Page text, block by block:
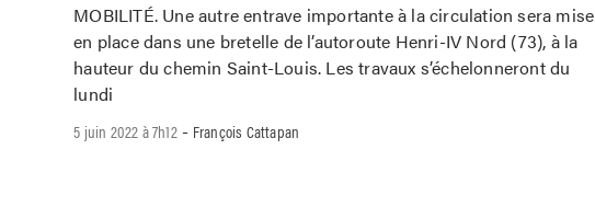
MOBILITÉ. Une autre entrave importante à la circulation sera mise
en place dans une bretelle de l’autoroute Henri-IV Nord (73), à la
hauteur du chemin Saint-Louis. Les travaux s’échelonneront du
lundi
5 juin 2022 à 7h12- François Cattapan